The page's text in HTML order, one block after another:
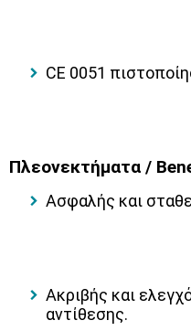
CE 0051
Πλεονεκτήματα /
Ασφαλής και
Ακριβής και
αντίθεσης.